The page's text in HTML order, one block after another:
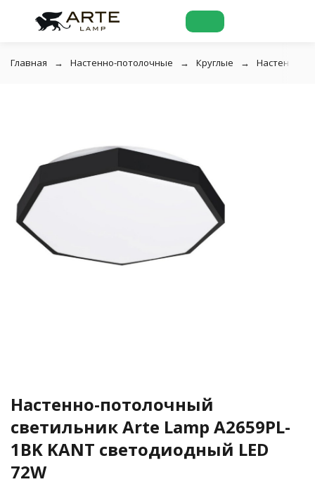
Главная Настенно-потолочные Круглые Настенно-
Настенно-потолочный
светильник Arte Lamp A2659PL-
1BK KANT светодиодный LED
72W